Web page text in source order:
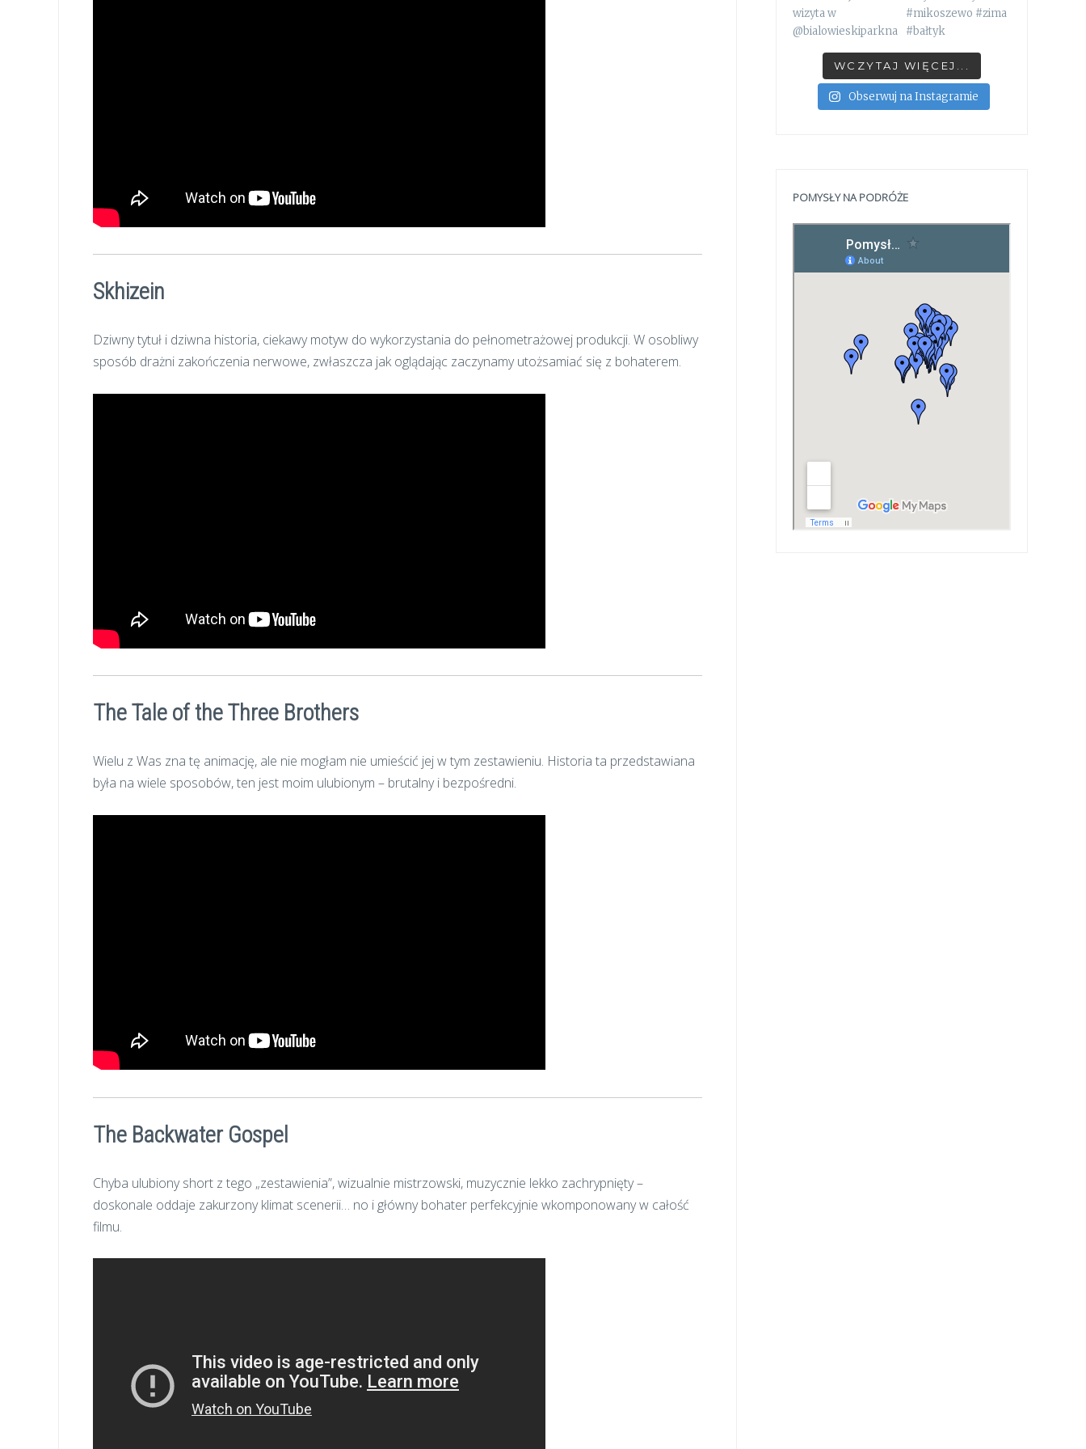
Skhizein
Dziwny tytuł i dziwna historia, ciekawy motyw do wykorzystania do pełnometrażowej produkcji. W osobliwy
sposób drażni zakończenia nerwowe, zwłaszcza jak oglądając zaczynamy utożsamiać się z bohaterem.
The Tale of the Three Brothers
Wielu z Was zna tę animację, ale nie mogłam nie umieścić jej w tym zestawieniu. Historia ta przedstawiana
była na wiele sposobów, ten jest moim ulubionym – brutalny i bezpośredni.
The Backwater Gospel
Chyba ulubiony short z tego „zestawienia”, wizualnie mistrzowski, muzycznie lekko zachrypnięty –
doskonale oddaje zakurzony klimat scenerii… no i główny bohater perfekcyjnie wkomponowany w całość
filmu.
WCZYTAJ WIĘCEJ...
Obserwuj na Instagramie
POMYSŁY NA PODRÓŻE